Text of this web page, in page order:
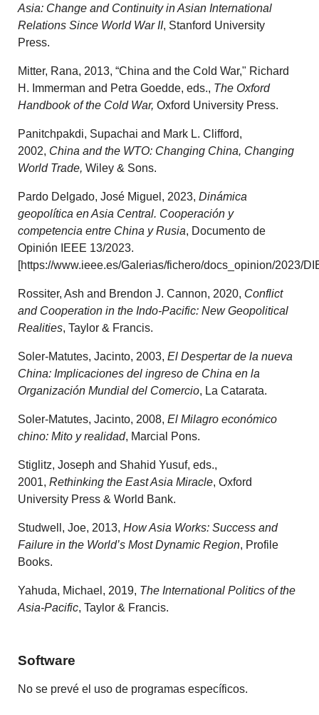
Asia: Change and Continuity in Asian International
Relations Since World War II, Stanford University
Press.
Mitter, Rana, 2013, “China and the Cold War," Richard
H. Immerman and Petra Goedde, eds., The Oxford
Handbook of the Cold War, Oxford University Press.
Panitchpakdi, Supachai and Mark L. Clifford,
2002, China and the WTO: Changing China, Changing
World Trade,Wiley & Sons.
Pardo Delgado, José Miguel, 2023,Dinámica
geopolítica en Asia Central. Cooperación y
competencia entre China y Rusia, Documento de
Opinión IEEE 13/2023.
[https://www.ieee.es/Galerias/fichero/docs_opinion/2023/
Rossiter, Ash and Brendon J. Cannon, 2020, Conflict
and Cooperation in the Indo-Pacific: New Geopolitical
Realities, Taylor & Francis.
Soler-Matutes, Jacinto, 2003,El Despertar de la nueva
China: Implicaciones del ingreso de China en la
Organización Mundial del Comercio, La Catarata.
Soler-Matutes, Jacinto, 2008,El Milagro económico
chino: Mito y realidad, Marcial Pons.
Stiglitz, Joseph and Shahid Yusuf, eds.,
2001,Rethinking the East Asia Miracle, Oxford
University Press & World Bank.
Studwell, Joe, 2013,How Asia Works: Success and
Failure in the World’s Most Dynamic Region, Profile
Books.
Yahuda, Michael, 2019, The International Politics of the
Asia-Pacific, Taylor & Francis.
Software
No se prevé el uso de programas específicos.